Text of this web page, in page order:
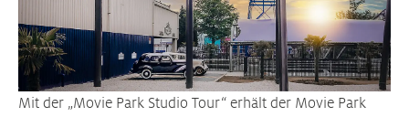
Mit der „Movie Park Studio Tour“ erhält der Movie Park